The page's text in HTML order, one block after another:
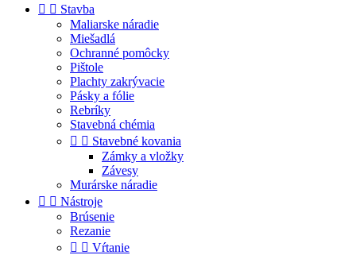
  Stavba
Maliarske náradie
Miešadlá
Ochranné pomôcky
Pištole
Plachty zakrývacie
Pásky a fólie
Rebríky
Stavebná chémia
  Stavebné kovania
Zámky a vložky
Závesy
Murárske náradie
  Nástroje
Brúsenie
Rezanie
  Vŕtanie